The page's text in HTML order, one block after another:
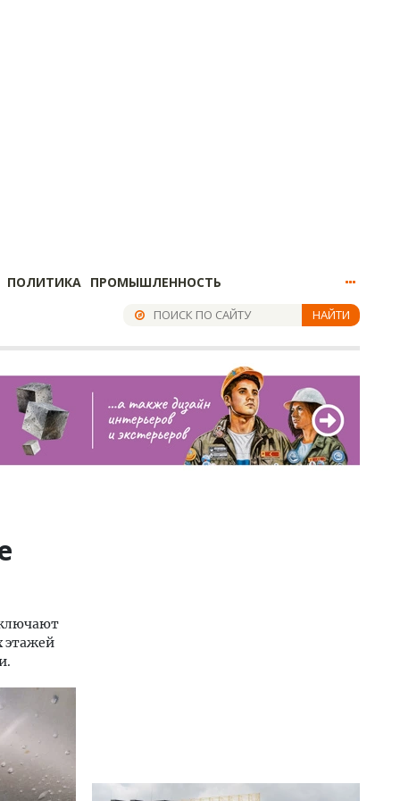
ПОЛИТИКА ПРОМЫШЛЕННОСТЬ
НАЙТИ
этажей